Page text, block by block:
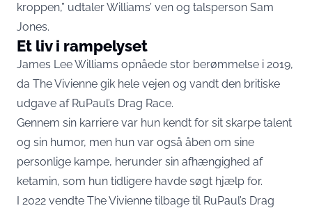
kroppen,” udtaler Williams’ ven og talsperson Sam
Jones.
Et liv i rampelyset
James Lee Williams opnåede stor berømmelse i 2019,
da The Vivienne gik hele vejen og vandt den britiske
udgave af RuPaul’s Drag Race.
Gennem sin karriere var hun kendt for sit skarpe talent
og sin humor, men hun var også åben om sine
personlige kampe, herunder sin afhængighed af
ketamin, som hun tidligere havde søgt hjælp for.
I 2022 vendte The Vivienne tilbage til RuPaul’s Drag